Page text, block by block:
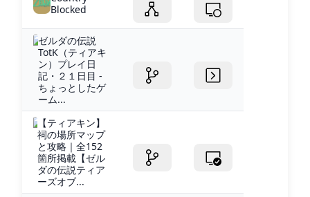
Blocked
ゼルダの伝説
TotK（ティアキ
ン）プレイ日
記・２１日目 -
ちょっとしたゲ
ーム...
【ティアキン】
祠の場所マップ
と攻略｜全152
箇所掲載【ゼル
ダの伝説ティア
ーズオブ...